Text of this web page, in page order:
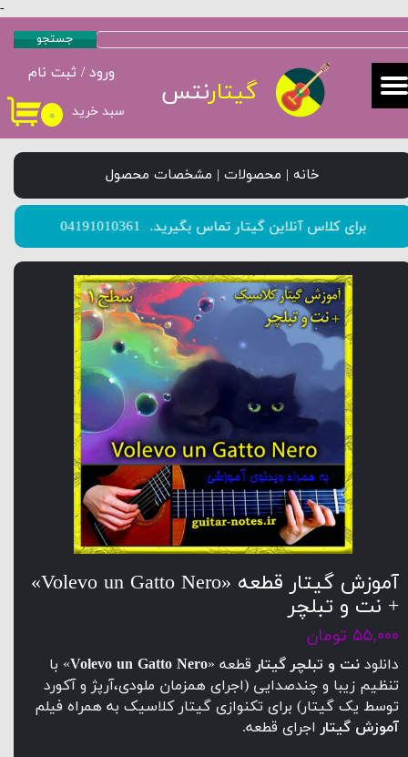
-
۰ سبد خرید
ورود / ثبت نام
حساب کاربری من
تغییر گذر واژه
خروج از حساب کاربری
گیتارنتس
جستجو
خانه | محصولات | مشخصات محصول
​​​​​​​برای کلاس آنلاین گیتار تماس بگیرید. 04191010361
آموزش گیتار قطعه «Volevo un Gatto Nero»
+ نت و تبلچر
۵۵,۰۰۰ تومان
دانلود نت و تبلچر گیتار قطعه «Volevo un Gatto Nero» با
تنظیم زیبا و چندصدایی (اجرای همزمان ملودی،آرپژ و آکورد
توسط یک گیتار) برای تکنوازی گیتار کلاسیک به همراه فیلم
آموزش گیتار اجرای قطعه.